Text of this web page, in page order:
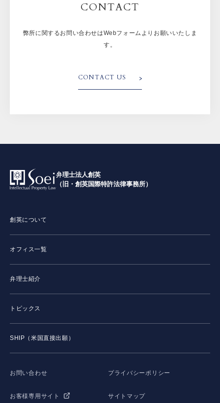
CONTACT
弊所に関するお問い合わせはWebフォームよりお願いいたしま
す。
CONTACT US
弁理士法人創英
（旧・創英国際特許法律事務所）
創英について
オフィス一覧
弁理士紹介
トピックス
SHIP（米国直接出願）
お問い合わせ
お客様専用サイト
プライバシーポリシー
サイトマップ